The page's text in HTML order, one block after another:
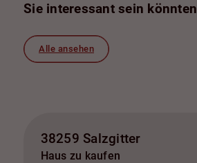
Sie interessant sein könnten
Alle ansehen
38259 Salzgitter
Haus zu kaufen